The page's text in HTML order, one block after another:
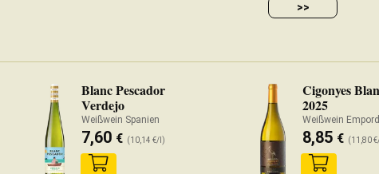
>>
Blanc Pescador
Verdejo
Weißwein Spanien
7,60 € (10,14 €/l)
Cigonyes
2025
Weißwein
8,85 € (11,80